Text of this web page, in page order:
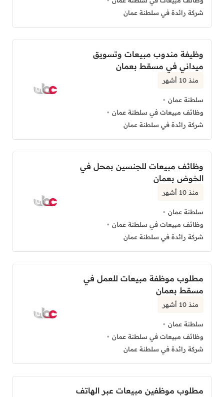
شركة رائدة في سلطنة عمان
وظيفة مندوب مبيعات وتسويق
ميداني في مسقط بعمان
منذ 10 أشهر
سلطنة عمان
وظائف مبيعات في سلطنة عمان
شركة رائدة في سلطنة عمان
وظائف مبيعات للجنسين بمحل في
الخوض بعمان
منذ 10 أشهر
سلطنة عمان
وظائف مبيعات في سلطنة عمان
شركة رائدة في سلطنة عمان
مطلوب موظفة مبيعات للعمل في
مسقط بعمان
منذ 10 أشهر
سلطنة عمان
وظائف مبيعات في سلطنة عمان
شركة رائدة في سلطنة عمان
مطلوب موظفين مبيعات عبر الهاتف